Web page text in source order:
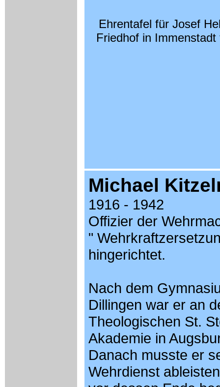
Ehrentafel für Josef
Friedhof in
Michael
1916 - 1942
Offizier der
"
hingerichtet.
Nach dem
Dillingen war er an
Theologischen St.
Akademie in
Danach musste er
Wehrdienst